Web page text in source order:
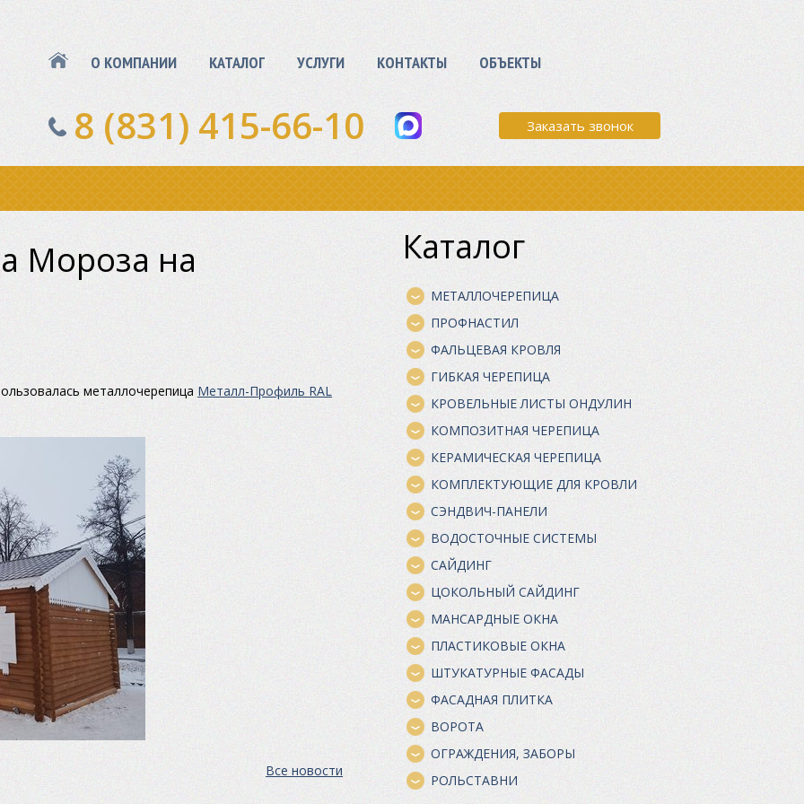
О КОМПАНИИ КАТАЛОГ УСЛУГИ КОНТАКТЫ ОБЪЕКТЫ
Заказать звонок
8 (831) 415-66-10
Мороза на
металлочерепица Металл-Профиль RAL
Все новости
Каталог
МЕТАЛЛОЧЕРЕПИЦА
ПРОФНАСТИЛ
ФАЛЬЦЕВАЯ КРОВЛЯ
ГИБКАЯ ЧЕРЕПИЦА
КРОВЕЛЬНЫЕ ЛИСТЫ ОНДУЛИН
КОМПОЗИТНАЯ ЧЕРЕПИЦА
КЕРАМИЧЕСКАЯ ЧЕРЕПИЦА
КОМПЛЕКТУЮЩИЕ ДЛЯ КРОВЛИ
СЭНДВИЧ-ПАНЕЛИ
ВОДОСТОЧНЫЕ СИСТЕМЫ
САЙДИНГ
ЦОКОЛЬНЫЙ САЙДИНГ
МАНСАРДНЫЕ ОКНА
ПЛАСТИКОВЫЕ ОКНА
ШТУКАТУРНЫЕ ФАСАДЫ
ФАСАДНАЯ ПЛИТКА
ВОРОТА
ОГРАЖДЕНИЯ, ЗАБОРЫ
РОЛЬСТАВНИ